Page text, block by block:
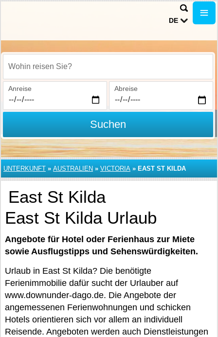
DE
Wohin reisen Sie?
Anreise Abreise
Suchen
UNTERKUNFT » AUSTRALIEN » VICTORIA » EAST ST KILDA
East St Kilda
East St Kilda Urlaub
Angebote für Hotel oder Ferienhaus zur Miete
sowie Ausflugstipps und Sehenswürdigkeiten.
Urlaub in East St Kilda? Die benötigte
Ferienimmobilie dafür sucht der Urlauber auf
www.downunder-dago.de. Die Angebote der
angemessenen Ferienwohnungen und schicken
Hotels orientieren sich vor allem an individuell
Reisende. Angeboten werden auch Dienstleistungen